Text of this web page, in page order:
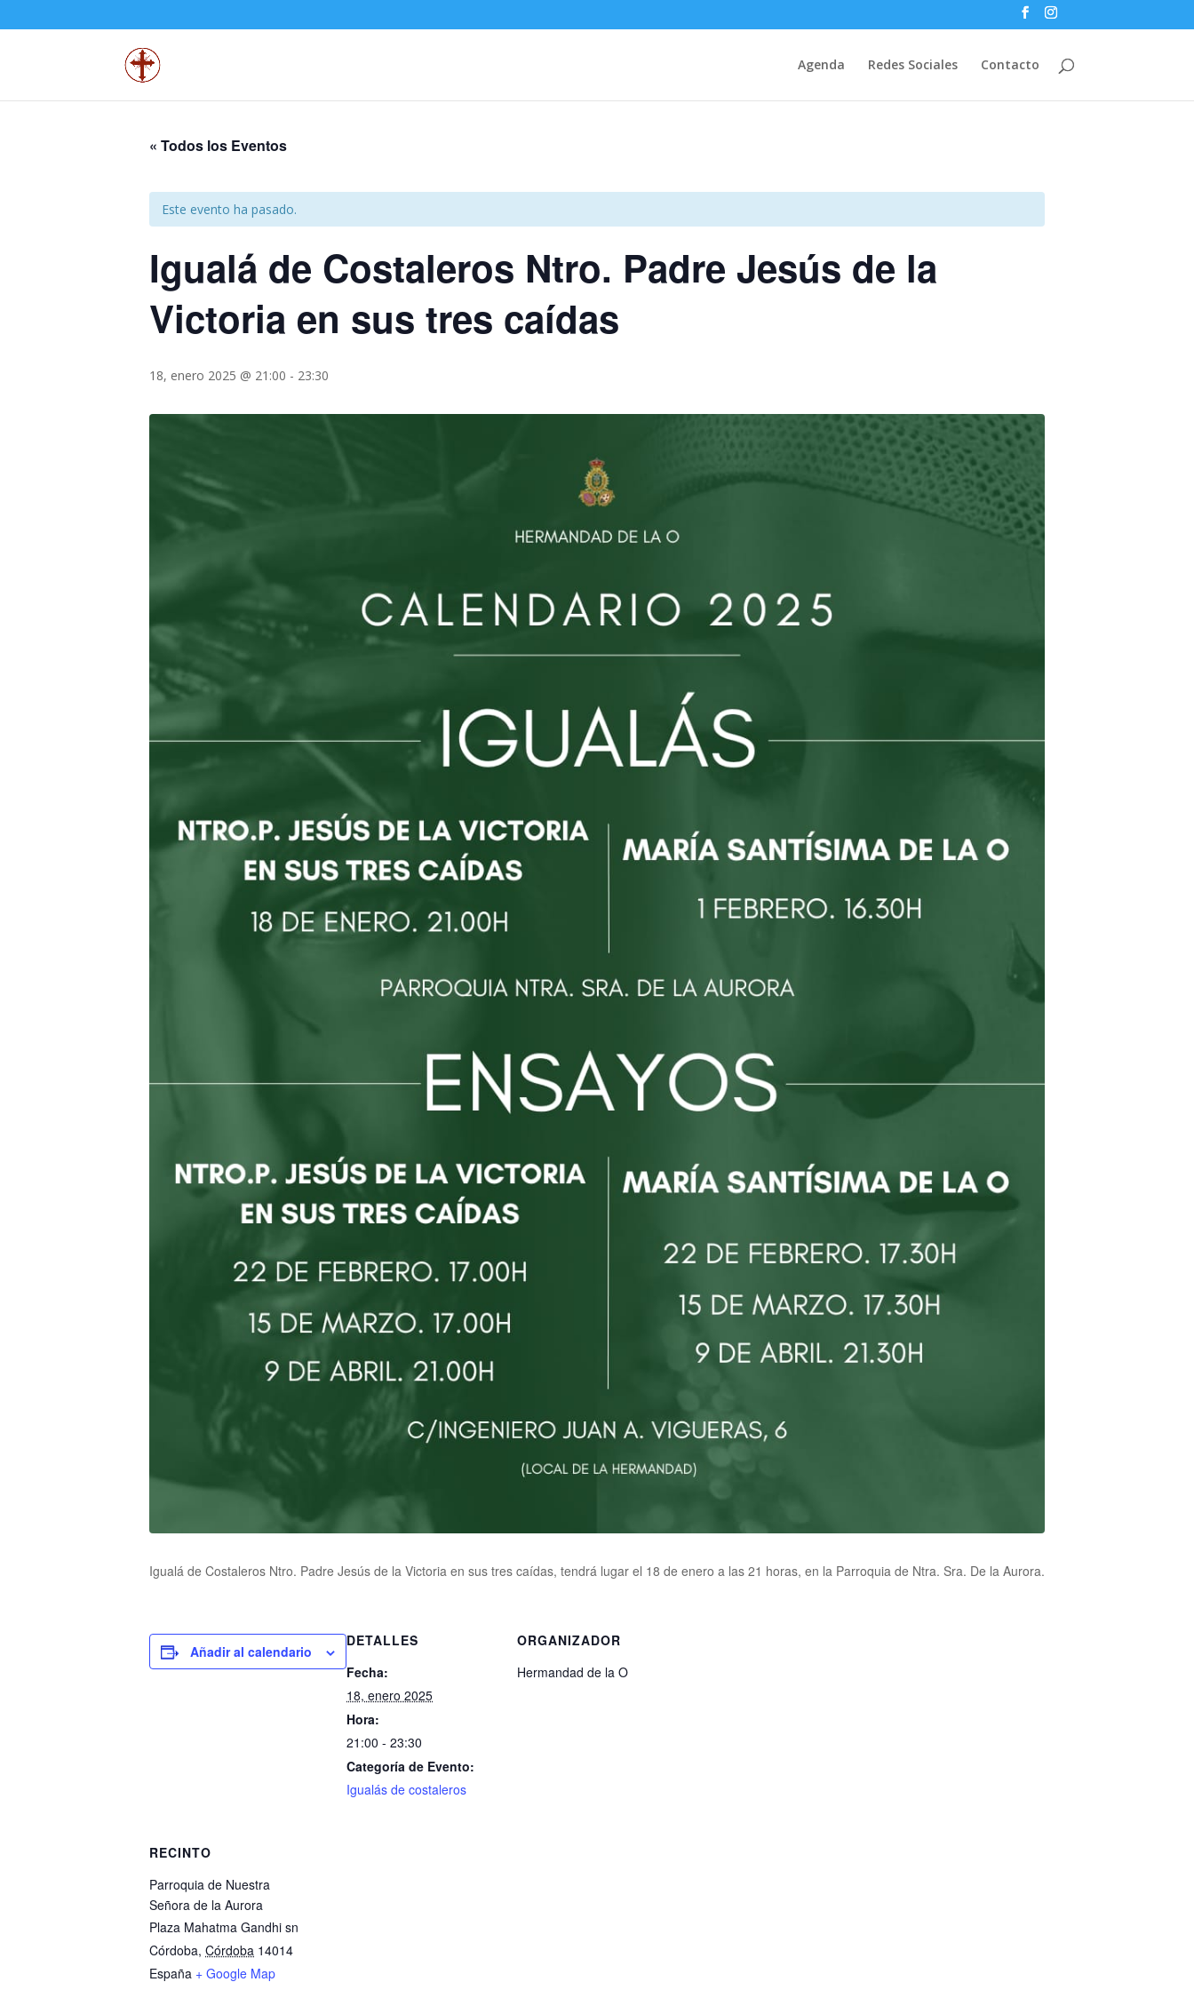
Agenda Redes Sociales Contacto
« Todos los Eventos
Este evento ha pasado.
Igualá de Costaleros Ntro. Padre Jesús de la
Victoria en sus tres caídas
18, enero 2025 @ 21:00 - 23:30
Igualá de Costaleros Ntro. Padre Jesús de la Victoria en sus tres caídas, tendrá lugar el 18 de enero a las 21 horas, en la Parroquia de Ntra. Sra. De la Aurora.
Añadir al calendario
DETALLES
Fecha:
18, enero 2025
Hora:
21:00 - 23:30
Categoría de Evento:
Igualás de costaleros
ORGANIZADOR
Hermandad de la O
RECINTO
Parroquia de Nuestra
Señora de la Aurora
Plaza Mahatma Gandhi sn
Córdoba, Córdoba 14014
España + Google Map